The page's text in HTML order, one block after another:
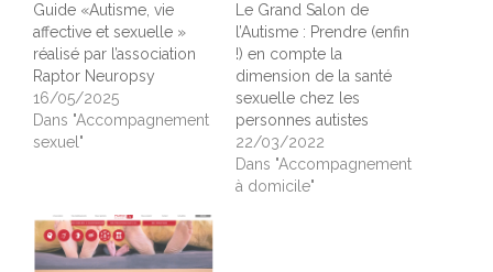
Guide «Autisme, vie
affective et sexuelle »
réalisé par l’association
Raptor Neuropsy
16/05/2025
Dans "Accompagnement
sexuel"
Le Grand Salon de
l’Autisme : Prendre (enfin
!) en compte la
dimension de la santé
sexuelle chez les
personnes autistes
22/03/2022
Dans "Accompagnement
à domicile"